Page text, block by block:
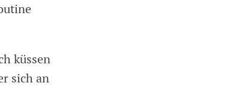
küssen
sich an